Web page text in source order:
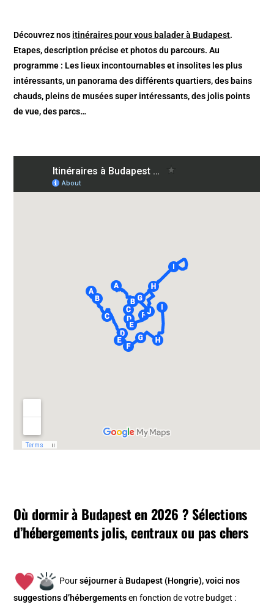
Découvrez nos itinéraires pour vous balader à Budapest.
Etapes, description précise et photos du parcours. Au
programme : Les lieux incontournables et insolites les plus
intéressants, un panorama des différents quartiers, des bains
chauds, pleins de musées super intéressants, des jolis points
de vue, des parcs…
Où dormir à Budapest en 2026 ? Sélections
d’hébergements jolis, centraux ou pas chers
Pourséjourner à Budapest (Hongrie), voici nos
suggestions d’hébergements en fonction de votre budget :